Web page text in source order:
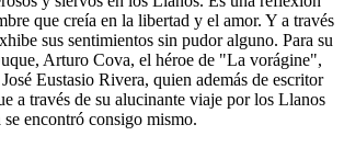
que creía en la libertad y el amor. Y a través
sus sentimientos sin pudor alguno. Para su
Arturo Cova, el héroe de "La vorágine",
Eustasio Rivera, quien además de escritor
a través de su alucinante viaje por los Llanos
encontró consigo mismo.